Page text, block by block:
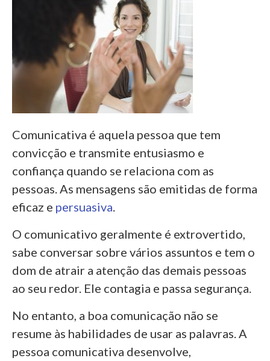
Comunicativa é aquela pessoa que tem
convicção e transmite entusiasmo e
confiança quando se relaciona com as
pessoas. As mensagens são emitidas de forma
eficaz e persuasiva.
O comunicativo geralmente é extrovertido,
sabe conversar sobre vários assuntos e tem o
dom de atrair a atenção das demais pessoas
ao seu redor. Ele contagia e passa segurança.
No entanto, a boa comunicação não se
resume às habilidades de usar as palavras. A
pessoa comunicativa desenvolve,